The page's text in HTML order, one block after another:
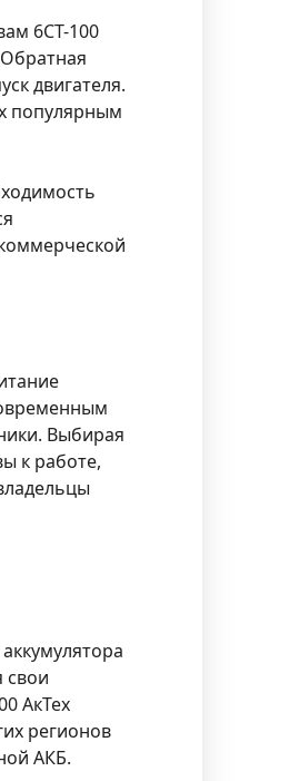
6СТ-100
двигателя.
популярным
Выбирая
к работе,
свои
АкТех
регионов
АКБ.